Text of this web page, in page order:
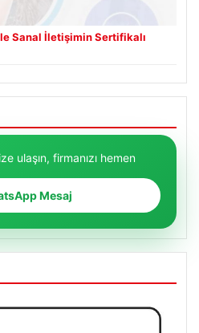
Sanal İletişimin Sertifikalı
ulaşın, firmanızı hemen
Mesaj